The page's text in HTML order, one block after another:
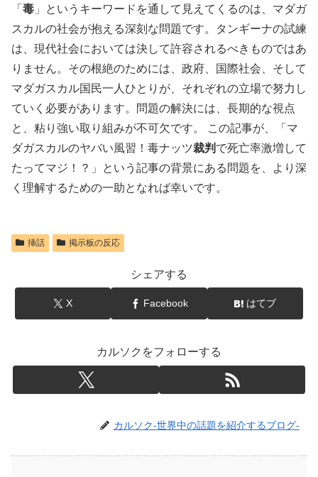
「 毒 」というキーワードを通して見えてくるのは、マダガ
スカルの社会が抱える深刻な問題です。タンギーナの試練
は、現代社会においては決して許容されるべきものではあ
りません。その根絶のためには、政府、国際社会、そして
マダガスカル国民一人ひとりが、それぞれの立場で努力し
ていく必要があります。問題の解決には、長期的な視点
と、粘り強い取り組みが不可欠です。
この記事が、「マ
ダガスカルのヤバい風習！毒ナッツ裁判 で死亡率激増して
たってマジ！？」という記事の背景にある問題を、より深
く理解するための一助となれば幸いです。
挿話 掲示板の反応
シェアする
X Facebook はてブ
カルソクをフォローする
カルソク-世界中の話題を紹介するブログ-